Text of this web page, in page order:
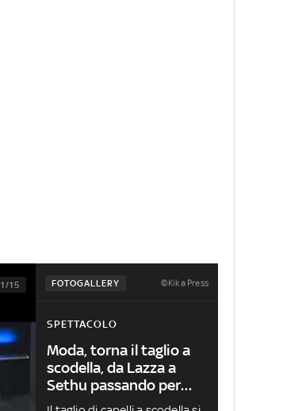
FOTOGALLERY ©Kika Press
1/15
SPETTACOLO
Moda, torna il taglio a
scodella, da Lazza a
Sethu passando per
Ultimo